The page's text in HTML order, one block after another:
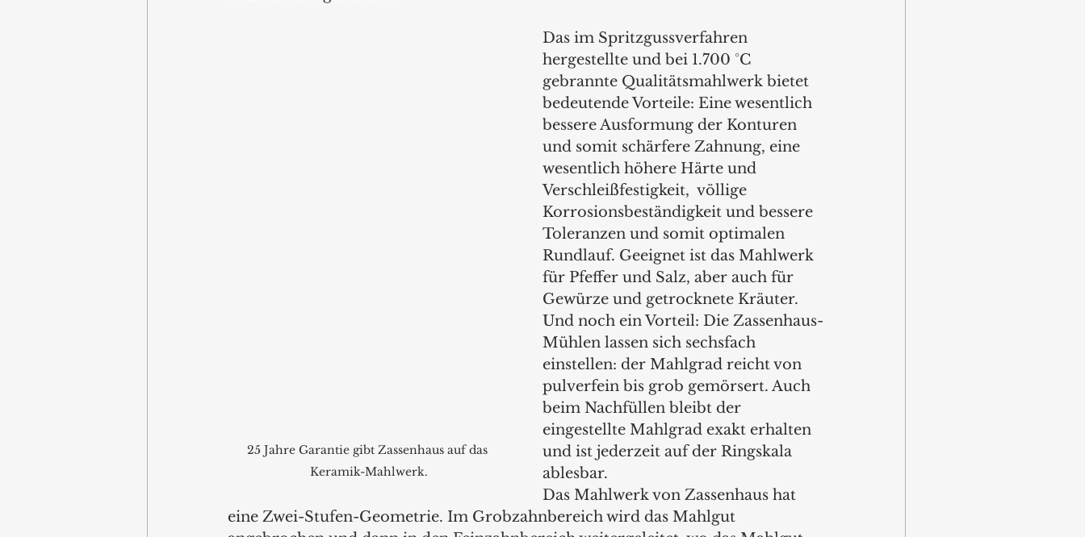
25 Jahre Garantie gibt Zassenhaus auf das
Keramik-Mahlwerk.
Das im Spritzgussverfahren
hergestellte und bei 1.700 °C
gebrannte Qualitätsmahlwerk bietet
bedeutende Vorteile: Eine wesentlich
bessere Ausformung der Konturen
und somit schärfere Zahnung, eine
wesentlich höhere Härte und
Verschleißfestigkeit,  völlige
Korrosionsbeständigkeit und bessere
Toleranzen und somit optimalen
Rundlauf. Geeignet ist das Mahlwerk
für Pfeffer und Salz, aber auch für
Gewürze und getrocknete Kräuter.
Und noch ein Vorteil: Die Zassenhaus-
Mühlen lassen sich sechsfach
einstellen: der Mahlgrad reicht von
pulverfein bis grob gemörsert. Auch
beim Nachfüllen bleibt der
eingestellte Mahlgrad exakt erhalten
und ist jederzeit auf der Ringskala
ablesbar.
Das Mahlwerk von Zassenhaus hat
eine Zwei-Stufen-Geometrie. Im Grobzahnbereich wird das Mahlgut